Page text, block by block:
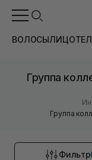
ВОЛОСЫЛИЦО
Группа
Группа
Фильтр